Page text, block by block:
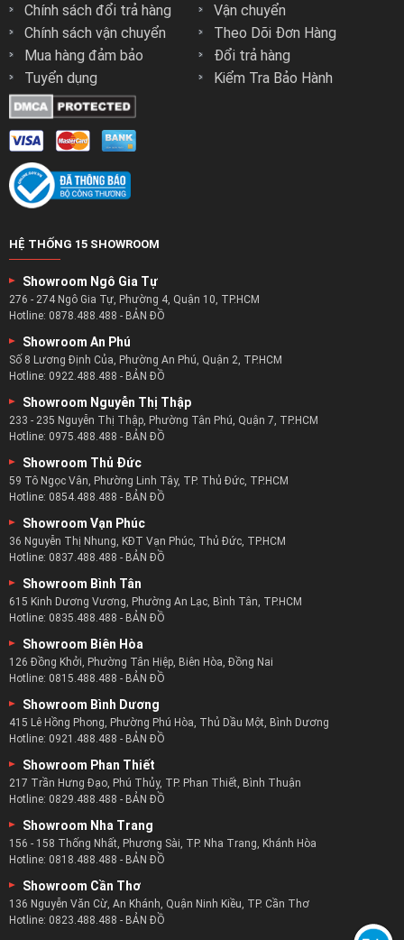
Chọn bàn sofa – chọn cho mình sự tiện nghi :
Một căn phòng khách đủ tiện nghi thì không chỉ có ghế
Đó không chỉ là người bạn đồng hành của ghế sofa mà còn
là một món đồ nội thất góp phần mang đến những nét
chấm phá mới cho phòng khách.
Với chiếc bàn trà sofa bạn có thể làm đẹp thêm cho phòng
khách với những món đồ trang trí mới.
Bàn trà còn dùng để đặt những ấm trà đẹp mắt để tiếp
đón khách và mang cho họ một ly nước uống ngon nhất.
Doanh nghiệp bàn sofa kinh nghiệm nhất:
zSofa là doanh nghiệp có nhiều năm kinh nghiệm trong lĩnh
vực nội thất bàn sofa với hơn 5 năm kinh nghiệm.
Từ năm 2017 cho đến nay zSofa luôn nằm trong top những
doanh nghiệp bàn sofa nổi tiếng nhất.
zSofa hiện nay cũng đang là doanh nghiệp cung cấp bàn trà
chính cho nhiều doanh nghiệp, tổ chức và cá nhân.
nhất mà còn là những dịch vụ khách hàng tốt nhất.
Đảm bảo khách hàng của zSofa luôn hài lòng về chất lượng
bàn trà và sự hỗ trợ từ đội ngũ nhân viên của zSofa.
Chính sách đổi trả hàng
Chính sách vận chuyển
Mua hàng đảm bảo
Tuyển dụng
Vận chuyển
Theo Dõi Đơn Hàng
Đổi trả hàng
Kiểm Tra Bảo Hành
HỆ THỐNG 15 SHOWROOM
Showroom Ngô Gia Tự
276 - 274 Ngô Gia Tự, Phường 4, Quận 10, TP.HCM
Hotline: 0878.488.488 - BẢN ĐỒ
Showroom An Phú
Số 8 Lương Định Của, Phường An Phú, Quận 2, TP.HCM
Hotline: 0922.488.488 - BẢN ĐỒ
Showroom Nguyễn Thị Thập
233 - 235 Nguyễn Thị Thập, Phường Tân Phú, Quận 7, TP.HCM
Hotline: 0975.488.488 - BẢN ĐỒ
Showroom Thủ Đức
59 Tô Ngọc Vân, Phường Linh Tây, TP. Thủ Đức, TP.HCM
Hotline: 0854.488.488 - BẢN ĐỒ
Showroom Vạn Phúc
36 Nguyễn Thị Nhung, KĐT Vạn Phúc, Thủ Đức, TP.HCM
Hotline: 0837.488.488 - BẢN ĐỒ
Showroom Bình Tân
615 Kinh Dương Vương, Phường An Lạc, Bình Tân, TP.HCM
Hotline: 0835.488.488 - BẢN ĐỒ
Showroom Biên Hòa
126 Đồng Khởi, Phường Tân Hiệp, Biên Hòa, Đồng Nai
Hotline: 0815.488.488 - BẢN ĐỒ
Showroom Bình Dương
415 Lê Hồng Phong, Phường Phú Hòa, Thủ Dầu Một, Bình Dương
Hotline: 0921.488.488 - BẢN ĐỒ
Showroom Phan Thiết
217 Trần Hưng Đạo, Phú Thủy, TP. Phan Thiết, Bình Thuận
Hotline: 0829.488.488 - BẢN ĐỒ
Showroom Nha Trang
156 - 158 Thống Nhất, Phương Sài, TP. Nha Trang, Khánh Hòa
Hotline: 0818.488.488 - BẢN ĐỒ
Showroom Cần Thơ
136 Nguyễn Văn Cừ, An Khánh, Quận Ninh Kiều, TP. Cần Thơ
Hotline: 0823.488.488 - BẢN ĐỒ